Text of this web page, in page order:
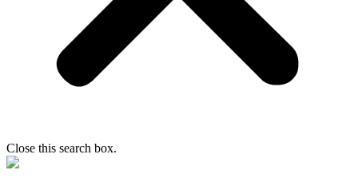
Close this search box.